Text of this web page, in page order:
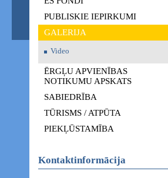
PUBLISKIE IEPIRKUMI
GALERIJA
Video
ĒRGĻU APVIENĪBAS
NOTIKUMU APSKATS
SABIEDRĪBA
TŪRISMS / ATPŪTA
PIEKĻŪSTAMĪBA
Kontaktinformācija